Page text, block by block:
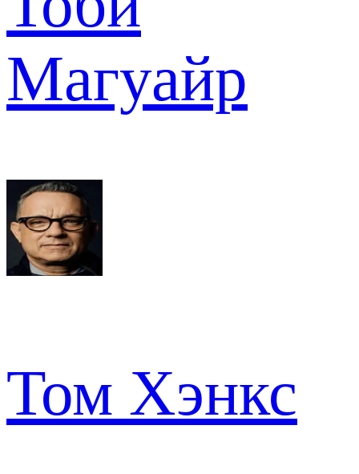
Магуайр
Том Хэнкс